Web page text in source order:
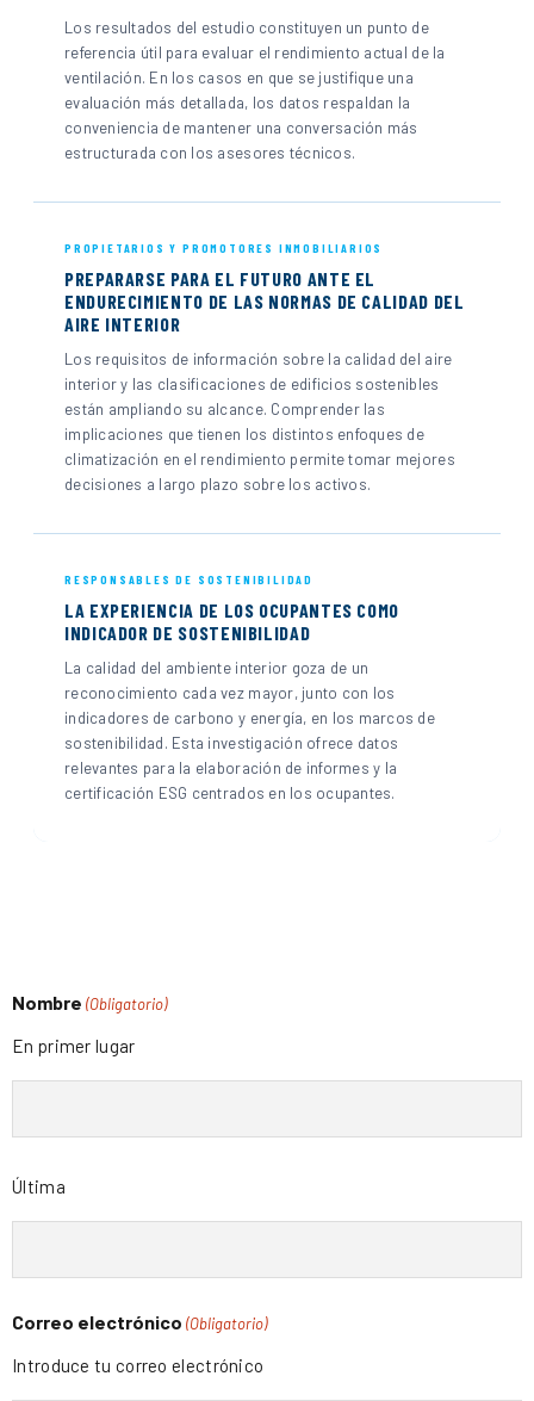
Los resultados del estudio constituyen un punto de
referencia útil para evaluar el rendimiento actual de la
ventilación. En los casos en que se justifique una
evaluación más detallada, los datos respaldan la
conveniencia de mantener una conversación más
estructurada con los asesores técnicos.
PROPIETARIOS Y PROMOTORES INMOBILIARIOS
PREPARARSE PARA EL FUTURO ANTE EL
ENDURECIMIENTO DE LAS NORMAS DE CALIDAD DEL
AIRE INTERIOR
Los requisitos de información sobre la calidad del aire
interior y las clasificaciones de edificios sostenibles
están ampliando su alcance. Comprender las
implicaciones que tienen los distintos enfoques de
climatización en el rendimiento permite tomar mejores
decisiones a largo plazo sobre los activos.
RESPONSABLES DE SOSTENIBILIDAD
LA EXPERIENCIA DE LOS OCUPANTES COMO
INDICADOR DE SOSTENIBILIDAD
La calidad del ambiente interior goza de un
reconocimiento cada vez mayor, junto con los
indicadores de carbono y energía, en los marcos de
sostenibilidad. Esta investigación ofrece datos
relevantes para la elaboración de informes y la
certificación ESG centrados en los ocupantes.
Nombre (Obligatorio)
En primer lugar
Última
Correo electrónico (Obligatorio)
Introduce tu correo electrónico